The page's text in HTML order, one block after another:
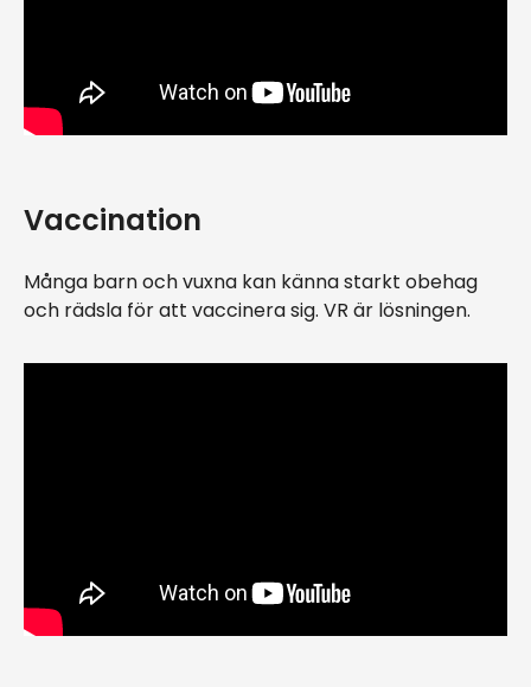
Vaccination
Många barn och vuxna kan känna starkt obehag
och rädsla för att vaccinera sig. VR är lösningen.